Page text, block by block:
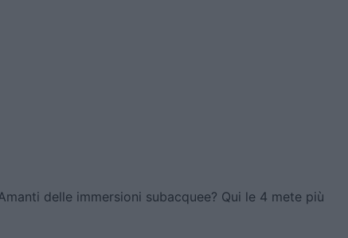
delle immersioni subacquee? Qui le 4 mete più